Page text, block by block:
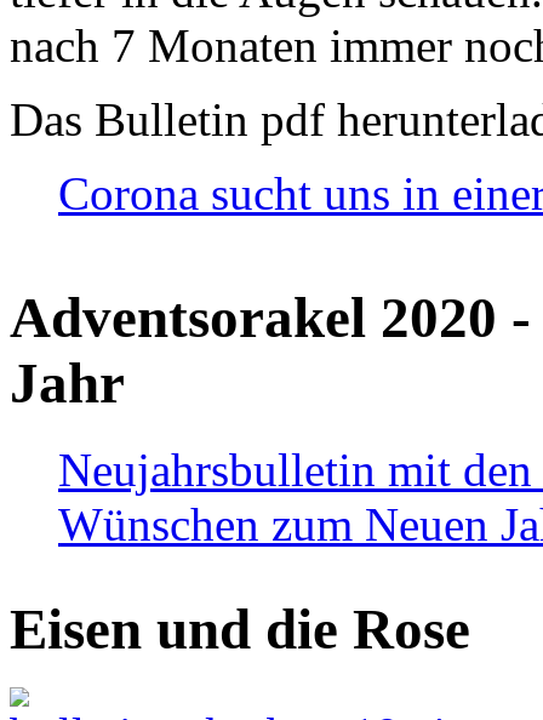
nach 7 Monaten immer
Das Bulletin pdf
Corona sucht uns in
Adventsorakel 2020
Jahr
Neujahrsbulletin mit den
Wünschen zum Neuen
Eisen und die Rose